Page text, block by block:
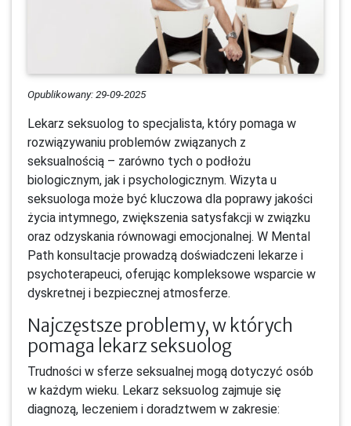
Opublikowany: 29-09-2025
Lekarz seksuolog to specjalista, który pomaga w
rozwiązywaniu problemów związanych z
seksualnością – zarówno tych o podłożu
biologicznym, jak i psychologicznym. Wizyta u
seksuologa może być kluczowa dla poprawy jakości
życia intymnego, zwiększenia satysfakcji w związku
oraz odzyskania równowagi emocjonalnej. W Mental
Path konsultacje prowadzą doświadczeni lekarze i
psychoterapeuci, oferując kompleksowe wsparcie w
dyskretnej i bezpiecznej atmosferze.
Najczęstsze problemy, w których
pomaga lekarz seksuolog
Trudności w sferze seksualnej mogą dotyczyć osób
w każdym wieku. Lekarz seksuolog zajmuje się
diagnozą, leczeniem i doradztwem w zakresie: